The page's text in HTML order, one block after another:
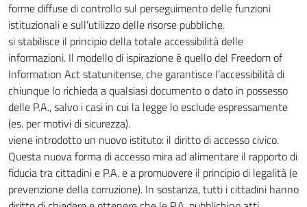
forme diffuse di controllo sul perseguimento delle funzioni
istituzionali e sull’utilizzo delle risorse pubbliche.
si stabilisce il principio della totale accessibilità delle
informazioni. Il modello di ispirazione è quello del Freedom of
Information Act statunitense, che garantisce l’accessibilità di
chiunque lo richieda a qualsiasi documento o dato in possesso
delle P.A., salvo i casi in cui la legge lo esclude espressamente
(es. per motivi di sicurezza).
viene introdotto un nuovo istituto: il diritto di accesso civico.
Questa nuova forma di accesso mira ad alimentare il rapporto di
fiducia tra cittadini e P.A. e a promuovere il principio di legalità (e
prevenzione della corruzione). In sostanza, tutti i cittadini hanno